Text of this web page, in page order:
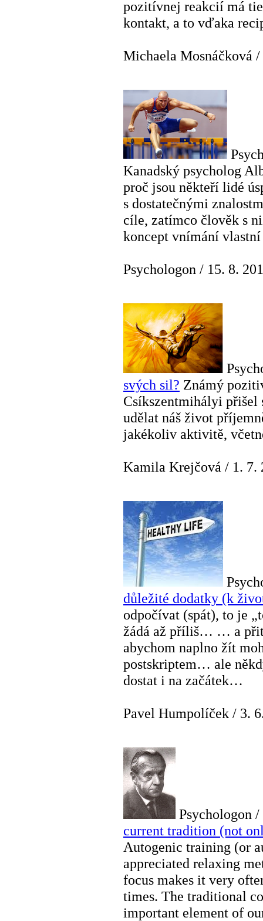
pozitívnej reakcií má
kontakt, a to vďaka
Michaela Mosnáčková /
Kanadský psycholog
proč jsou někteří lidé
s dostatečnými
cíle, zatímco člověk s
koncept vnímání
Psychologon / 15. 8.
svých sil? Známý
Csíkszentmihályi přišel
udělat náš život
jakékoliv aktivitě,
Kamila Krejčová / 1. 7.
důležité dodatky (k
odpočívat (spát), to je
žádá až příliš… … a
abychom naplno žít
postskriptem… ale
dostat i na začátek…
Pavel Humpolíček / 3.
Psychologon /
current tradition (not
Autogenic training (or
appreciated relaxing
focus makes it very
times. The traditional
important element of